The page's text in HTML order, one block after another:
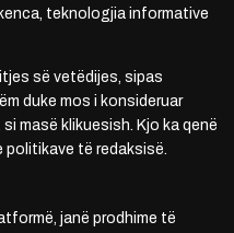
teknologjia informative
së vetëdijes, sipas
duke mos i konsideruar
masë klikuesish. Kjo ka qenë
politikave të redaksisë.
janë prodhime të